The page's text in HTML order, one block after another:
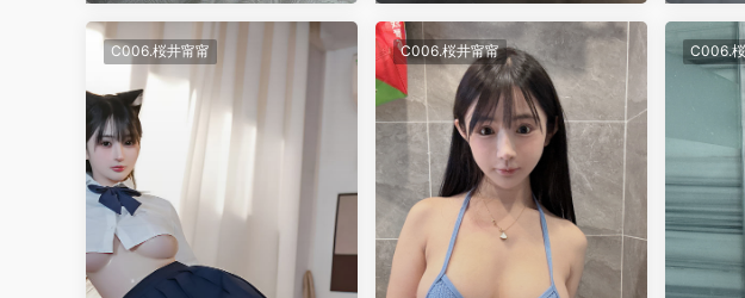
C006.桜井甯甯 C006.桜井甯甯 C006.